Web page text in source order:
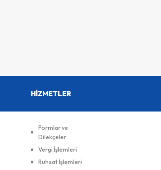
HİZMETLER
Formlar ve
Dilekçeler
Vergi İşlemleri
Ruhsat İşlemleri